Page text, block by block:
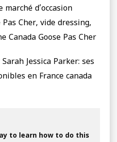
marché d’occasion
Cher, vide dressing,
Canada Goose Pas Cher
Jessica Parker: ses
en France canada
to learn how to do this